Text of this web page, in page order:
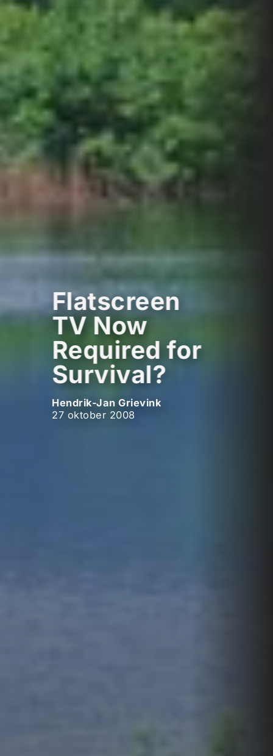
Flatscreen
TV Now
Required for
Survival?
Hendrik-Jan Grievink
27 oktober 2008